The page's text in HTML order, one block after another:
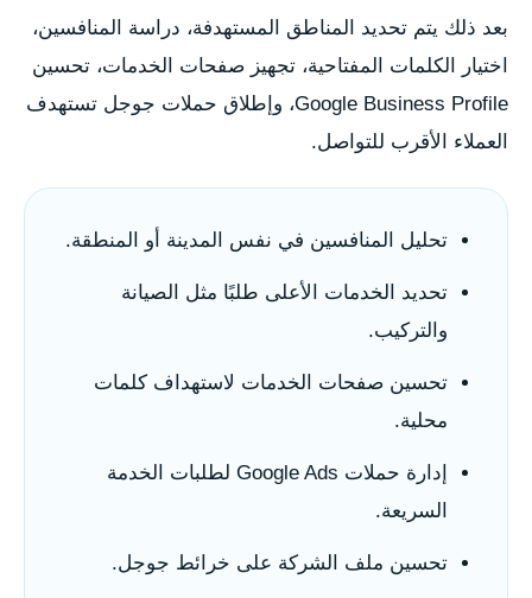
بعد ذلك يتم تحديد المناطق المستهدفة، دراسة المنافسين،
اختيار الكلمات المفتاحية، تجهيز صفحات الخدمات، تحسين
Google Business Profile، وإطلاق حملات جوجل تستهدف
العملاء الأقرب للتواصل.
تحليل المنافسين في نفس المدينة أو المنطقة.
تحديد الخدمات الأعلى طلبًا مثل الصيانة
والتركيب.
تحسين صفحات الخدمات لاستهداف كلمات
محلية.
إدارة حملات Google Ads لطلبات الخدمة
السريعة.
تحسين ملف الشركة على خرائط جوجل.